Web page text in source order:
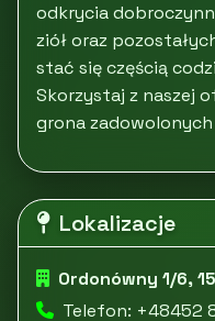
odkrycia
ziół oraz
stać się częścią
Skorzystaj z naszej
grona
Lokalizacje
Ordonówny 1/6,
Telefon: +48452